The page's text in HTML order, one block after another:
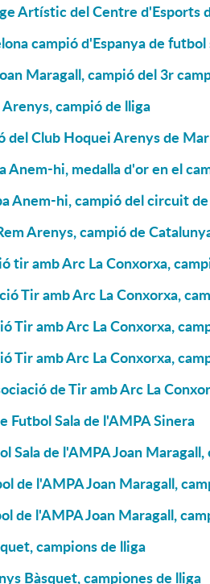
Artístic del Centre
campió d'Espanya de futbol
Maragall, campió del 3r
campió de lliga
del Club Hoquei Arenys de
Anem-hi, medalla d'or en el
Anem-hi, campió del circuit
Arenys, campió de
tir amb Arc La Conxorxa,
Tir amb Arc La Conxorxa,
Tir amb Arc La Conxorxa,
Tir amb Arc La Conxorxa,
de Tir amb Arc La
Futbol Sala de l'AMPA Sinera
Sala de l'AMPA Joan
de l'AMPA Joan Maragall,
de l'AMPA Joan Maragall,
campions de lliga
Bàsquet, campiones de lliga